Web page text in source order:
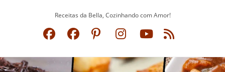
Receitas da Bella, Cozinhando com Amor!